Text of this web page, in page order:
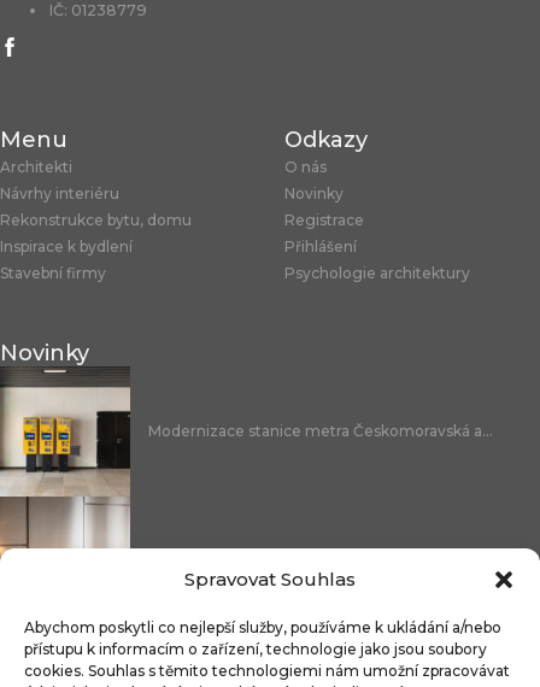
Spravovat Souhlas
Abychom poskytli co nejlepší služby, používáme k ukládání a/nebo
přístupu k informacím o zařízení, technologie jako jsou soubory
cookies. Souhlas s těmito technologiemi nám umožní zpracovávat
IČ: 01238779
Menu
Architekti
Návrhy interiéru
Rekonstrukce bytu, domu
Inspirace k bydlení
Stavební firmy
Odkazy
O nás
Novinky
Registrace
Přihlášení
Psychologie architektury
Novinky
Modernizace stanice metra Českomoravská a...